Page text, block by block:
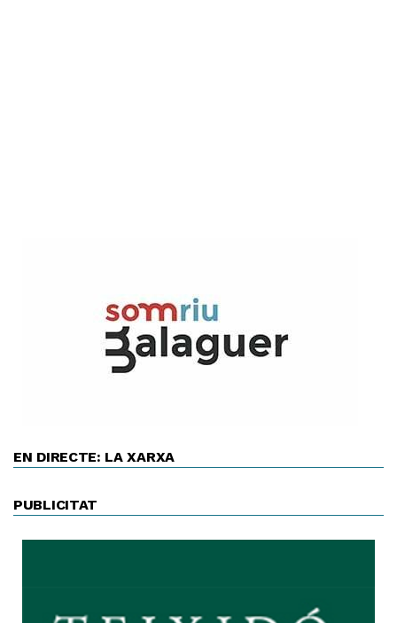
EN DIRECTE: LA XARXA
PUBLICITAT